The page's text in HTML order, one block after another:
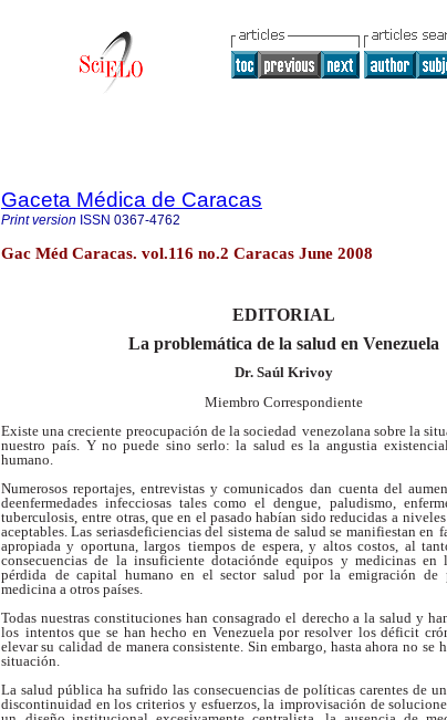
Gaceta Médica de Caracas
Print version ISSN 0367-4762
Gac Méd Caracas. vol.116 no.2 Caracas June 2008
EDITORIAL
La problemática de la salud en Venezuela
Dr. Saúl Krivoy
Miembro Correspondiente
Existe una creciente preocupación de la sociedad venezolana sobre la
nuestro país. Y no puede sino serlo: la salud es la angustia
humano.
Numerosos reportajes, entrevistas y comunicados dan cuenta del
deenfermedades infecciosas tales como el dengue, paludismo,
tuberculosis, entre otras, que en el pasado habían sido reducidas a
aceptables. Las seriasdeficiencias del sistema de salud se manifiestan en
apropiada y oportuna, largos tiempos de espera, y altos costos, al
consecuencias de la insuficiente dotaciónde equipos y medicinas
pérdida de capital humano en el sector salud por la emigración de
medicina a otros países.
Todas nuestras constituciones han consagrado el derecho a la salud y
los intentos que se han hecho en Venezuela por resolver los déficit
elevar su calidad de manera consistente. Sin embargo, hasta ahora no se
situación.
La salud pública ha sufrido las consecuencias de políticas carentes de
discontinuidad en los criterios y esfuerzos, la improvisación de